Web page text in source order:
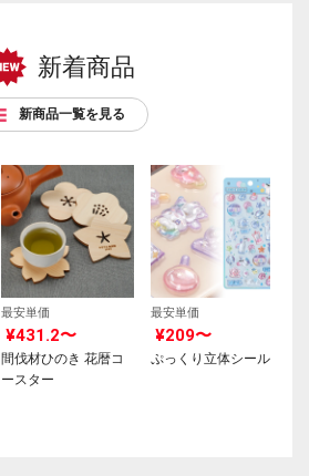
新着商品
新商品一覧を見る
最安単価
¥431.2〜
間伐材ひのき 花暦コ
ースター
最安単価
¥209〜
ぷっくり立体シール